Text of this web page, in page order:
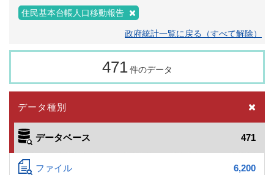
住民基本台帳人口移動報告
政府統計一覧に戻る（すべて解除）
471 件のデータ
データ種別
データベース 471
ファイル 6,200